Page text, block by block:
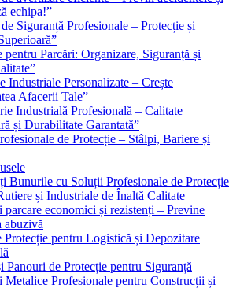
echipa!”
Siguranță Profesionale – Protecție și
pentru Parcări: Organizare, Siguranță și
Industriale Personalizate – Crește
Afacerii Tale”
Industrială Profesională – Calitate
și Durabilitate Garantată”
de Protecție – Stâlpi, Bariere și
Bunurile cu Soluții Profesionale de Protecție
și Industriale de Înaltă Calitate
parcare economici și rezistenți – Previne
abuzivă
Protecție pentru Logistică și Depozitare
Panouri de Protecție pentru Siguranță
Metalice Profesionale pentru Construcții și